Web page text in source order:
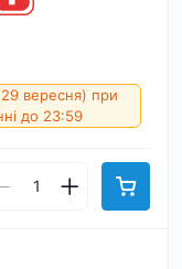
вересня) при
до 23:59